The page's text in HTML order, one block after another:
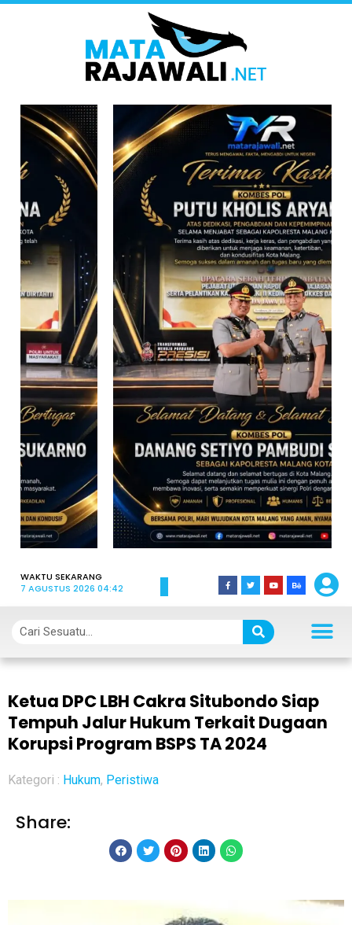
WAKTU SEKARANG
7 AGUSTUS 2026 04:42
Ketua DPC LBH Cakra Situbondo Siap
Tempuh Jalur Hukum Terkait Dugaan
Korupsi Program BSPS TA 2024
Kategori : Hukum, Peristiwa
Share: